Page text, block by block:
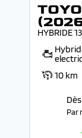
HYBRIDE
10 km
Dès
Par